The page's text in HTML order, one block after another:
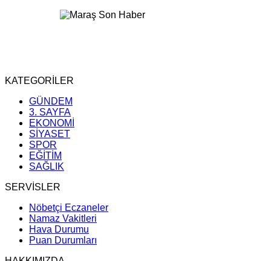
KATEGORİLER
GÜNDEM
3. SAYFA
EKONOMİ
SİYASET
SPOR
EĞİTİM
SAĞLIK
SERVİSLER
Nöbetçi Eczaneler
Namaz Vakitleri
Hava Durumu
Puan Durumları